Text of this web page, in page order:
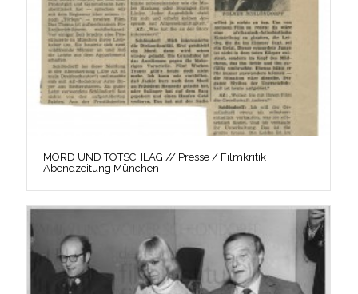
MORD UND TOTSCHLAG // Presse / Filmkritik
Abendzeitung München